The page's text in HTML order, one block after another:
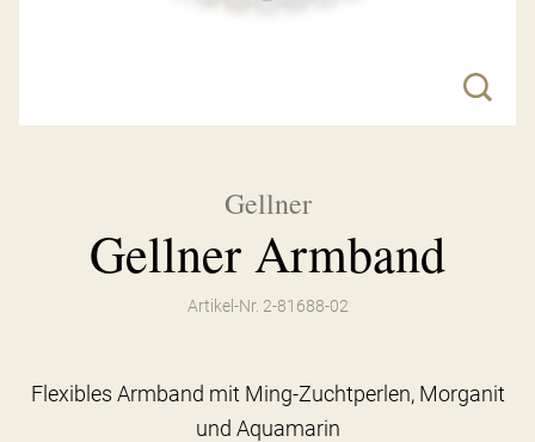
Gellner
Gellner Armband
Artikel-Nr. 2-81688-02
Flexibles Armband mit Ming-Zuchtperlen, Morganit
und Aquamarin